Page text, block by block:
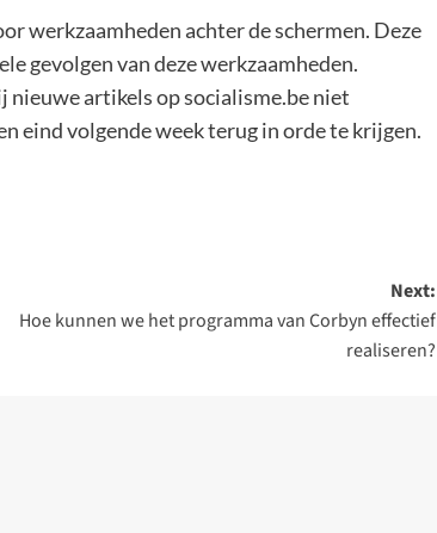
werkzaamheden achter de schermen. Deze
gevolgen van deze werkzaamheden.
artikels op socialisme.be niet
eind volgende week terug in orde te krijgen.
Next:
Hoe kunnen we het programma van Corbyn effectief
realiseren?